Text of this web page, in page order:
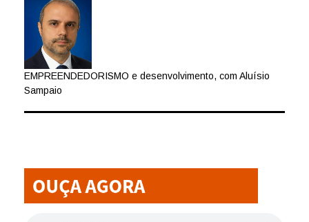
EMPREENDEDORISMO e desenvolvimento, com Aluísio
Sampaio